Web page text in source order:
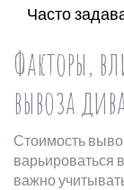
Часто
Факторы,
вывоза
Стоимость
варьироваться
важно